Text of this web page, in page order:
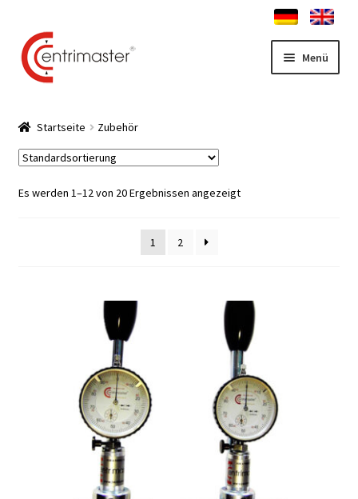
Zur
Navigation
springen
Zum
Inhalt
springen
Menü
News
Zentrierständer Shop
Startseite Zubehör
Es werden 1–12 von 20 Ergebnissen angezeigt
1 2